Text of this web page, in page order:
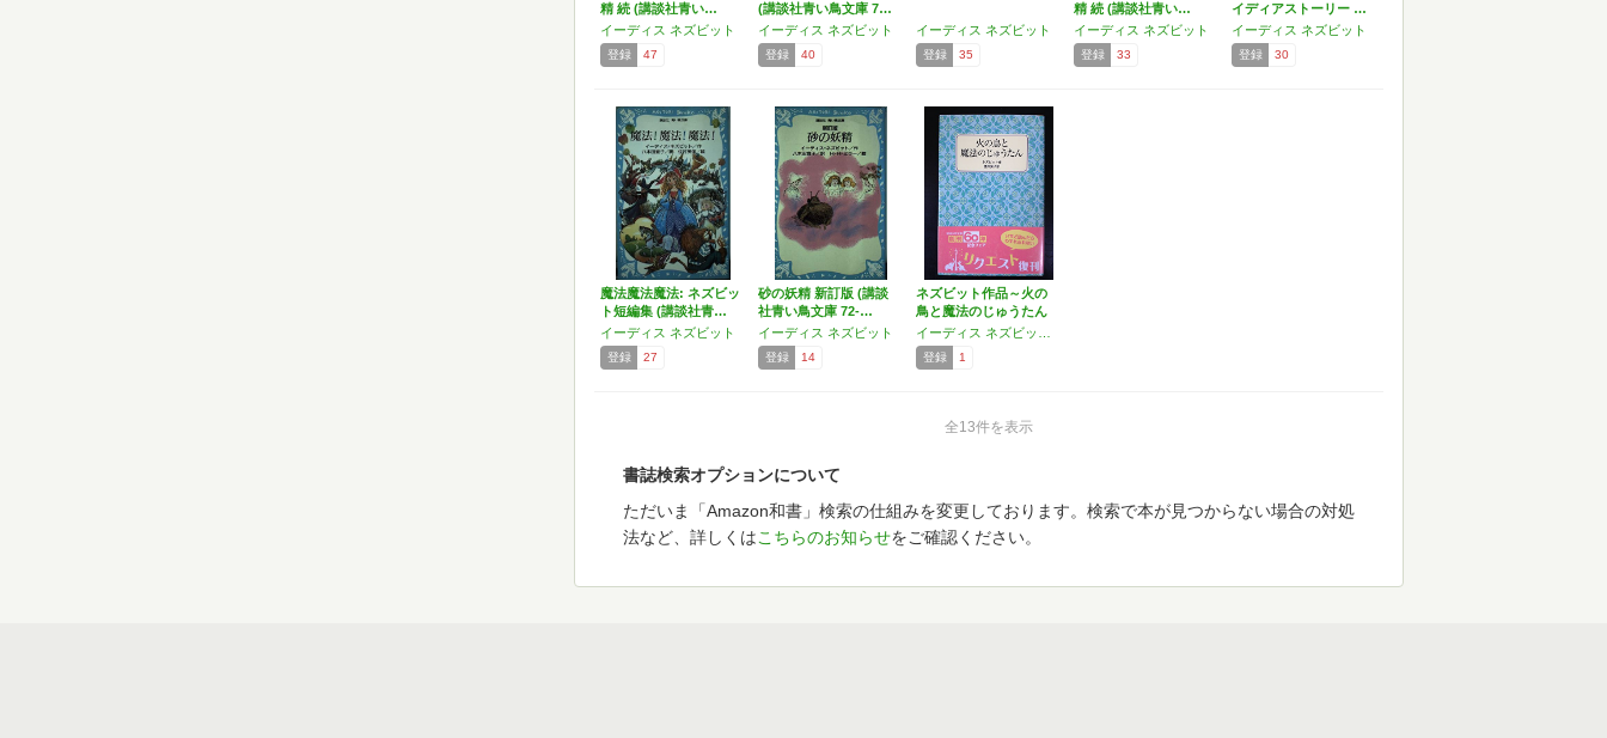
精 続 (講談社青い…
イーディス ネズビット
登録 47
(講談社青い鳥文庫 7…
イーディス ネズビット
登録 40
イーディス ネズビット
登録 35
精 続 (講談社青い…
イーディス ネズビット
登録 33
イディアストーリー …
イーディス ネズビット
登録 30
魔法魔法魔法: ネズビッ
ト短編集 (講談社青…
イーディス ネズビット
登録 27
砂の妖精 新訂版 (講談
社青い鳥文庫 72-…
イーディス ネズビット
登録 14
ネズビット作品～火の
鳥と魔法のじゅうたん
登録 1
全13件を表示
書誌検索オプションについて
ただいま「Amazon和書」検索の仕組みを変更しております。検索で本が見つからない場合の対処
法など、詳しくはこちらのお知らせをご確認ください。